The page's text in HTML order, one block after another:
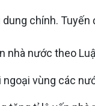
chính. Tuyến
nước theo
vùng các